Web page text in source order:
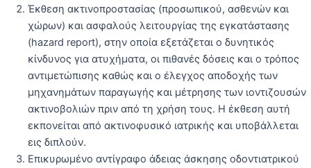
Έκθεση ακτινοπροστασίας (προσωπικού, ασθενών και
χώρων) και ασφαλούς λειτουργίας της εγκατάστασης
(hazard report), στην οποία εξετάζεται ο δυνητικός
κίνδυνος για ατυχήματα, οι πιθανές δόσεις και ο τρόπος
αντιμετώπισης καθώς και ο έλεγχος αποδοχής των
μηχανημάτων παραγωγής και μέτρησης των ιοντιζουσών
ακτινοβολιών πριν από τη χρήση τους. Η έκθεση αυτή
εκπονείται από ακτινοφυσικό ιατρικής και υποβάλλεται
εις διπλούν.
Επικυρωμένο αντίγραφο άδειας άσκησης οδοντιατρικού